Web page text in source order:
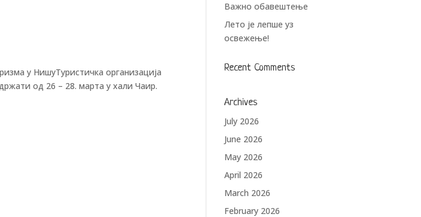
у НишуТуристичка организација
од 26 – 28. марта у хали Чаир.
Важно обавештење
Лето је лепше уз
освежење!
Recent Comments
Archives
July 2026
June 2026
May 2026
April 2026
March 2026
February 2026